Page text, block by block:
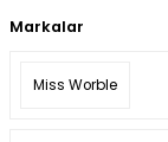
Markalar
Miss Worble